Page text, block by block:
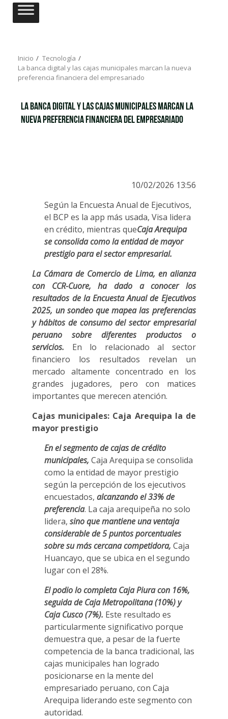
Saltar
Inicio
Tecnología
La banca digital y las cajas municipales marcan la nueva
preferencia financiera del empresariado
La banca digital y las cajas municipales marcan la
nueva preferencia financiera del empresariado
10/02/2026 13:56
Según la Encuesta Anual de Ejecutivos,
el BCP es la app más usada, Visa lidera
en crédito, mientras queCaja Arequipa
se consolida como la entidad de mayor
prestigio para el sector empresarial.
La Cámara de Comercio de Lima, en alianza
con CCR-Cuore, ha dado a conocer los
resultados de la Encuesta Anual de Ejecutivos
2025, un sondeo que mapea las preferencias
y hábitos de consumo del sector empresarial
peruano sobre diferentes productos o
servicios. En lo relacionado al sector
financiero los resultados revelan un
mercado altamente concentrado en los
grandes jugadores, pero con matices
importantes que merecen atención.
Cajas municipales: Caja Arequipa la de
mayor prestigio
En el segmento de cajas de crédito
municipales, Caja Arequipa se consolida
como la entidad de mayor prestigio
según la percepción de los ejecutivos
encuestados,alcanzando el 33% de
preferencia. La caja arequipeña no solo
lidera,sino que mantiene una ventaja
considerable de 5 puntos porcentuales
sobre su más cercana competidora, Caja
Huancayo, que se ubica en el segundo
lugar con el 28%.
El podio lo completa Caja Piura con 16%,
seguida de Caja Metropolitana (10%) y
Caja Cusco (7%). Este resultado es
particularmente significativo porque
demuestra que, a pesar de la fuerte
competencia de la banca tradicional, las
cajas municipales han logrado
posicionarse en la mente del
empresariado peruano, con Caja
Arequipa liderando este segmento con
autoridad.